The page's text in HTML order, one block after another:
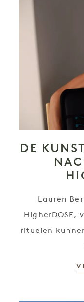
DE
Lauren
HigherDOSE,
rituelen